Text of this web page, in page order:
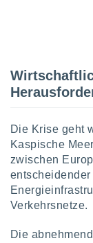
Die Krise geht
Kaspische
zwischen
Verkehrsnetze.
Die